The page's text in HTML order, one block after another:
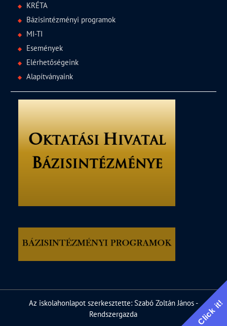
KRÉTA
Bázisintézményi programok
MI-TI
Események
Elérhetőségeink
Alapítványaink
Az iskolahonlapot szerkesztette: Szabó Zoltán János -
Rendszergazda
Click it!